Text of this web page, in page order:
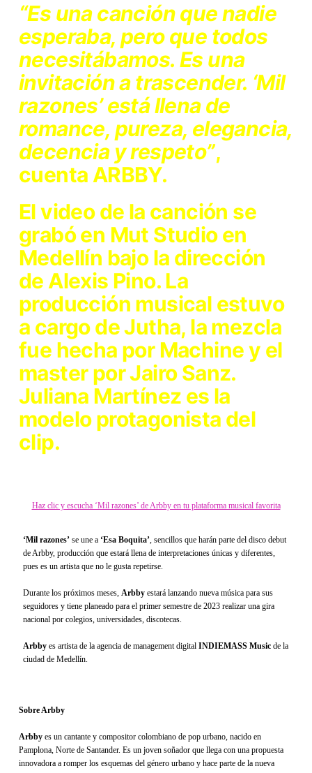
“Es una canción que nadie
esperaba, pero que todos
necesitábamos. Es una
invitación a trascender. ‘Mil
razones’ está llena de
romance, pureza, elegancia,
decencia y respeto”,
cuenta ARBBY.
El video de la canción se
grabó en Mut Studio en
Medellín bajo la dirección
de Alexis Pino. La
producción musical estuvo
a cargo de Jutha, la mezcla
fue hecha por Machine y el
master por Jairo Sanz.
Juliana Martínez es la
modelo protagonista del
clip.
Haz clic y escucha ‘Mil razones’ de Arbby en tu plataforma musical favorita
‘Mil razones’ se une a ‘Esa Boquita’, sencillos que harán parte del disco debut
de Arbby, producción que estará llena de interpretaciones únicas y diferentes,
pues es un artista que no le gusta repetirse.
Durante los próximos meses, Arbby estará lanzando nueva música para sus
seguidores y tiene planeado para el primer semestre de 2023 realizar una gira
nacional por colegios, universidades, discotecas.
Arbby es artista de la agencia de management digital INDIEMASS Music de la
ciudad de Medellín.
Sobre Arbby
Arbby es un cantante y compositor colombiano de pop urbano, nacido en
Pamplona, Norte de Santander. Es un joven soñador que llega con una propuesta
innovadora a romper los esquemas del género urbano y hace parte de la nueva